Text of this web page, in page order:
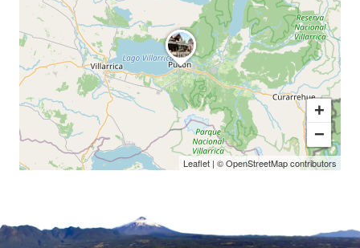
+
−
Leaflet | ©OpenStreetMapcontributors